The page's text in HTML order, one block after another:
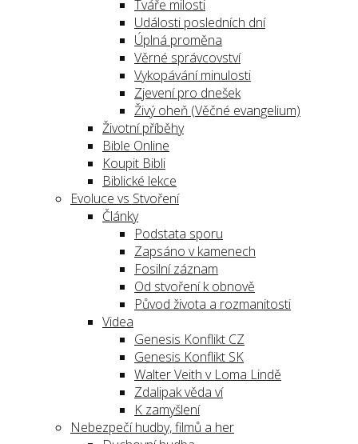
Tváře milosti
Události posledních dní
Úplná proměna
Věrné správcovství
Vykopávání minulosti
Zjevení pro dnešek
Živý oheň (Věčné evangelium)
Životní příběhy
Bible Online
Koupit Bibli
Biblické lekce
Evoluce vs Stvoření
Články
Podstata sporu
Zapsáno v kamenech
Fosilní záznam
Od stvoření k obnově
Původ života a rozmanitosti
Videa
Genesis Konflikt CZ
Genesis Konflikt SK
Walter Veith v Loma Lindě
Zdalipak věda ví
K zamyšlení
Nebezpečí hudby, filmů a her